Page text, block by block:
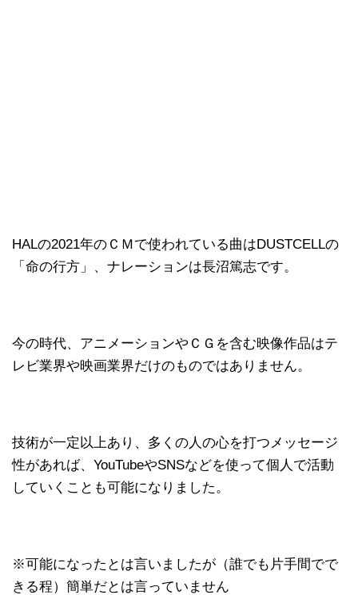
HALの2021年のＣＭで使われている曲はDUSTCELLの
「命の行方」、ナレーションは長沼篤志です。
今の時代、アニメーションやＣＧを含む映像作品はテ
レビ業界や映画業界だけのものではありません。
技術が一定以上あり、多くの人の心を打つメッセージ
性があれば、YouTubeやSNSなどを使って個人で活動
していくことも可能になりました。
※可能になったとは言いましたが（誰でも片手間でで
きる程）簡単だとは言っていません